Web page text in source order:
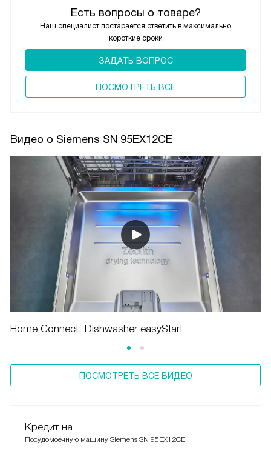
Есть вопросы о товаре?
Наш специалист постарается ответить в максимально
короткие сроки
ЗАДАТЬ ВОПРОС
ПОCМОТРЕТЬ ВСЕ
Видео о Siemens SN 95EX12CE
Home Connect: Dishwasher easyStart
ПОСМОТРЕТЬ ВСЕ ВИДЕО
Кредит на
Посудомоечную машину Siemens SN 95EX12CE